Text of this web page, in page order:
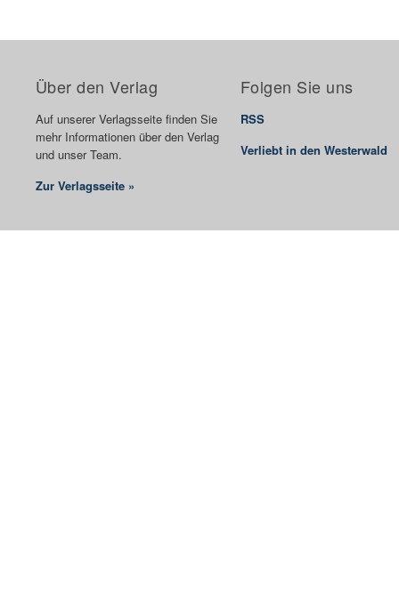
Über den Verlag
Auf unserer Verlagsseite finden Sie
mehr Informationen über den Verlag
und unser Team.
Zur Verlagsseite »
Folgen Sie uns
RSS
Verliebt in den Westerwald